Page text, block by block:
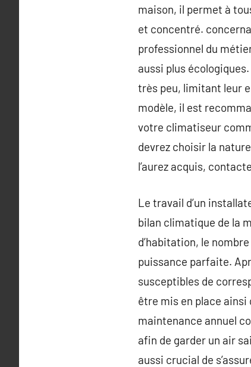
maison, il permet à
et concentré.
professionnel du
aussi plus
très peu, limitant leur
modèle, il est
votre climatiseur
devrez choisir la
l’aurez acquis,
Le travail d’un
bilan climatique de la
d’habitation, le
puissance parfaite.
susceptibles de
être mis en place ainsi
maintenance annuel
afin de garder un air
aussi crucial de